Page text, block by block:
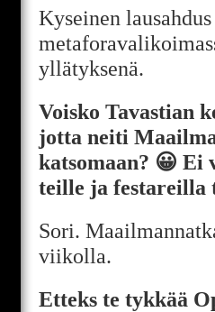
Kyseinen
yllätyksenä.
Voisko Tavastian
jotta neiti
katsomaan? 😀 Ei
teille ja festareilla
Sori.
viikolla.
Etteks te tykkää